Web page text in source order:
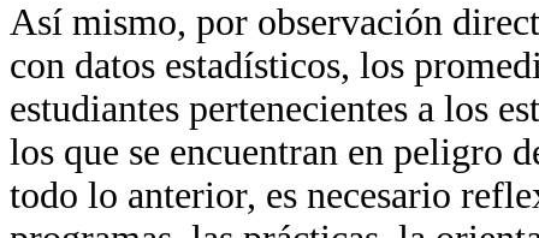
Así mismo, por observación
con datos estadísticos, los
estudiantes pertenecientes a los
los que se encuentran en peligro
todo lo anterior, es necesario